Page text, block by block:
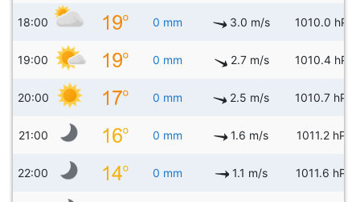
18:00 0 mm 3.0 m/s 1010.0 hPa
19:00 0 mm 2.7 m/s 1010.4 hPa
20:00 0 mm 2.5 m/s 1010.7 hPa
21:00 0 mm 1.6 m/s 1011.2 hPa
22:00 0 mm 1.1 m/s 1011.6 hPa